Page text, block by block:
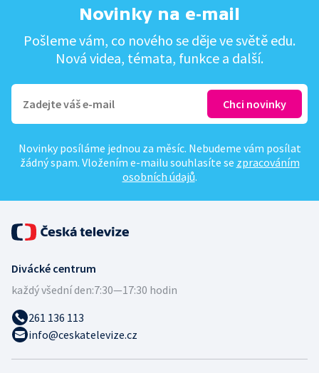
Novinky na e-mail
Pošleme vám, co nového se děje ve světě edu.
Nová videa, témata, funkce a další.
Novinky posíláme jednou za měsíc. Nebudeme vám posílat
žádný spam. Vložením e-mailu souhlasíte se zpracováním
osobních údajů.